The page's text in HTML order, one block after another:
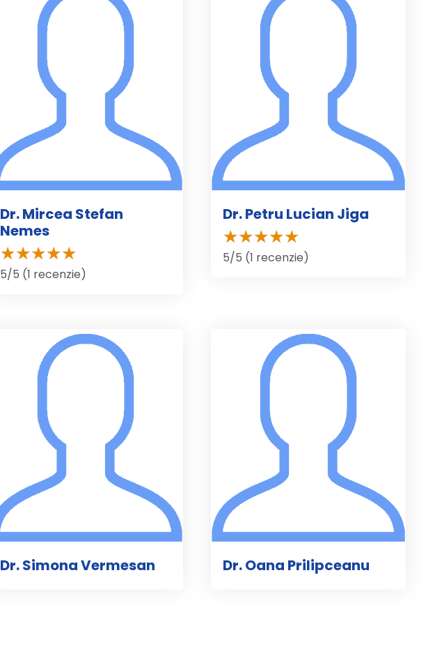
Dr. Mircea Stefan
Nemes
5/5 (1 recenzie)
Dr. Petru Lucian Jiga
5/5 (1 recenzie)
Dr. Simona Vermesan Dr. Oana Prilipceanu